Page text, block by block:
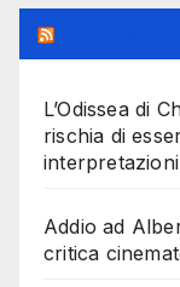
L’Odissea di
rischia di
interpretazioni
Addio ad
critica